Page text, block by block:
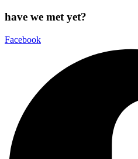
have we met yet?
Facebook